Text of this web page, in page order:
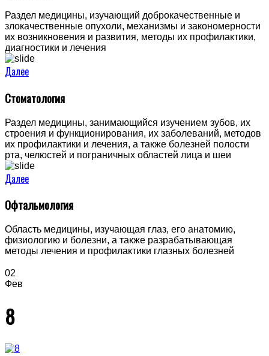
Раздел медицины, изучающий доброкачественные и
злокачественные опухоли, механизмы и закономерности
их возникновения и развития, методы их профилактики,
диагностики и лечения
Далее
Стоматология
Раздел медицины, занимающийся изучением зубов, их
строения и функционирования, их заболеваний, методов
их профилактики и лечения, а также болезней полости
рта, челюстей и пограничных областей лица и шеи
Далее
Офтальмология
Область медицины, изучающая глаз, его анатомию,
физиологию и болезни, а также разрабатывающая
методы лечения и профилактики глазных болезней
02
Фев
8